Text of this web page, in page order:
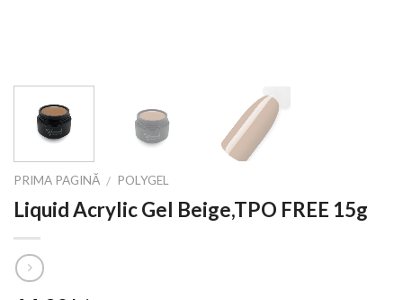
PRIMA PAGINĂ / POLYGEL
Liquid Acrylic Gel Beige,TPO FREE 15g